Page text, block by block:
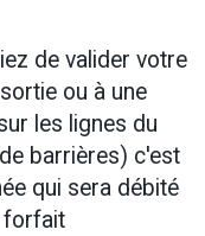
de valider votre
ou à une
les lignes du
barrières) c'est
qui sera débité
forfait